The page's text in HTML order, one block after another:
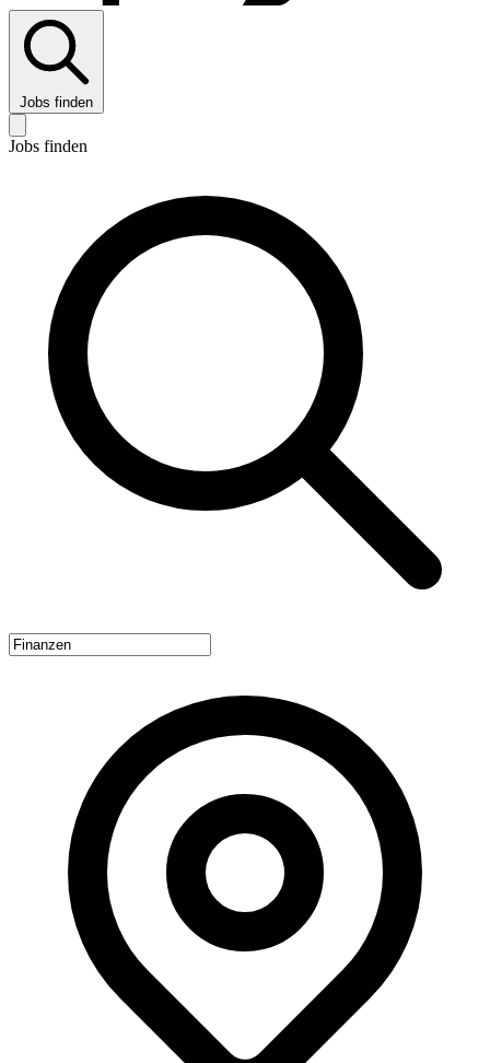
Jobs finden
Jobs finden